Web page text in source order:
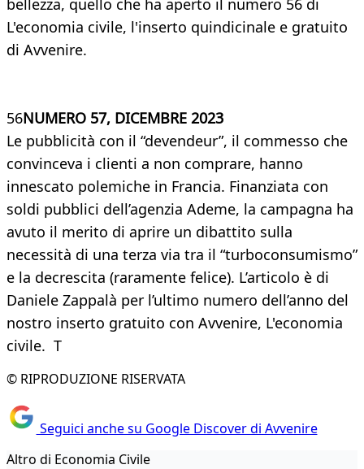
bellezza, quello che ha aperto il numero 56 di
L'economia civile, l'inserto quindicinale e gratuito
di Avvenire.
56NUMERO 57, DICEMBRE 2023
Le pubblicità con il “devendeur”, il commesso che
convinceva i clienti a non comprare, hanno
innescato polemiche in Francia. Finanziata con
soldi pubblici dell’agenzia Ademe, la campagna ha
avuto il merito di aprire un dibattito sulla
necessità di una terza via tra il “turboconsumismo”
e la decrescita (raramente felice). L’articolo è di
Daniele Zappalà per l’ultimo numero dell’anno del
nostro inserto gratuito con Avvenire, L'economia
civile. T
© RIPRODUZIONE RISERVATA
Seguici anche su Google Discover di Avvenire
Altro di Economia Civile